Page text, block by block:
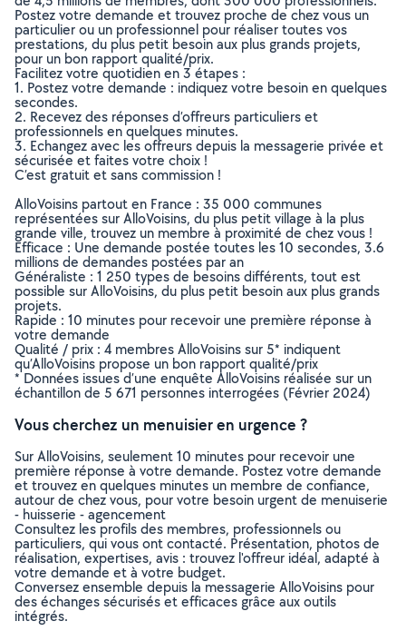
Postez votre demande et trouvez proche de chez vous un
particulier ou un professionnel pour réaliser toutes vos
prestations, du plus petit besoin aux plus grands projets,
pour un bon rapport qualité/prix.
Facilitez votre quotidien en 3 étapes :
1. Postez votre demande : indiquez votre besoin en quelques
secondes.
2. Recevez des réponses d’offreurs particuliers et
professionnels en quelques minutes.
3. Echangez avec les offreurs depuis la messagerie privée et
sécurisée et faites votre choix !
C’est gratuit et sans commission !
AlloVoisins partout en France : 35 000 communes
représentées sur AlloVoisins, du plus petit village à la plus
grande ville, trouvez un membre à proximité de chez vous !
Efficace : Une demande postée toutes les 10 secondes, 3.6
millions de demandes postées par an
Généraliste : 1 250 types de besoins différents, tout est
possible sur AlloVoisins, du plus petit besoin aux plus grands
projets.
Rapide : 10 minutes pour recevoir une première réponse à
votre demande
Qualité / prix : 4 membres AlloVoisins sur 5* indiquent
qu’AlloVoisins propose un bon rapport qualité/prix
* Données issues d’une enquête AlloVoisins réalisée sur un
échantillon de 5 671 personnes interrogées (Février 2024)
Vous cherchez un menuisier en urgence ?
Sur AlloVoisins, seulement 10 minutes pour recevoir une
première réponse à votre demande. Postez votre demande
et trouvez en quelques minutes un membre de confiance,
autour de chez vous, pour votre besoin urgent de menuiserie
- huisserie - agencement
Consultez les profils des membres, professionnels ou
particuliers, qui vous ont contacté. Présentation, photos de
réalisation, expertises, avis : trouvez l'offreur idéal, adapté à
votre demande et à votre budget.
Conversez ensemble depuis la messagerie AlloVoisins pour
des échanges sécurisés et efficaces grâce aux outils
intégrés.